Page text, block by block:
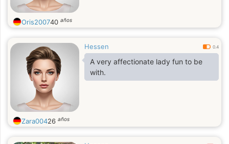
Oris200740 años
Hessen 0.4
A very affectionate lady fun to be
with.
Zara00426 años